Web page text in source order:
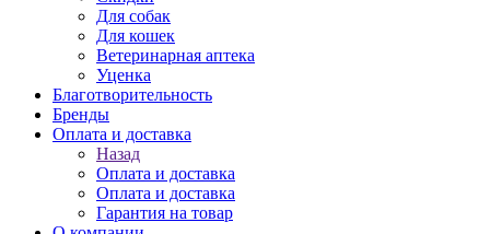
Для собак
Для кошек
Ветеринарная аптека
Уценка
Благотворительность
Бренды
Оплата и доставка
Назад
Оплата и доставка
Оплата и доставка
Гарантия на товар